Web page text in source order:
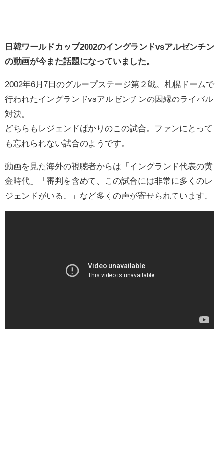
日韓ワールドカップ2002のイングランドvsアルゼンチン
の動画が今また話題になっていました。
2002年6月7日のグループステージ第２戦。札幌ドームで
行われたイングランドvsアルゼンチンの因縁のライバル
対決。
どちらもレジェンドばかりのこの試合。ファンにとって
も忘れられない試合のようです。
動画を見た海外の視聴者からは「イングランド代表の黄
金時代」「審判を含めて、この試合には非常に多くのレ
ジェンドがいる。」など多くの声が寄せられています。